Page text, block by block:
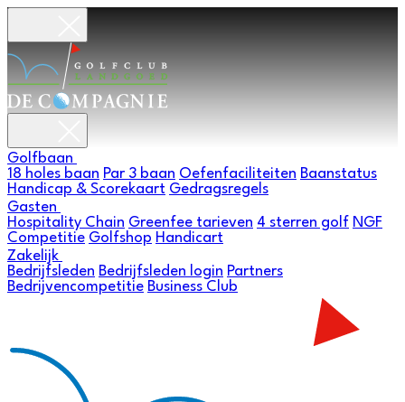
Golfbaan
18 holes baan Par 3 baan Oefenfaciliteiten Baanstatus
Handicap & Scorekaart Gedragsregels
Gasten
Hospitality Chain Greenfee tarieven 4 sterren golf NGF
Competitie Golfshop Handicart
Zakelijk
Bedrijfsleden Bedrijfsleden login Partners
Bedrijvencompetitie Business Club